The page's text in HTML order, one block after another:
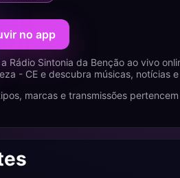
no app
Rádio Sintonia da Benção ao vivo
- CE e descubra músicas, notícias
marcas e transmissões